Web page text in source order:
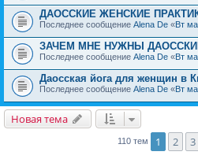
ДАОССКИЕ ЖЕНСКИЕ
Последнее сообщение Alena De «Вт
ЗАЧЕМ МНЕ НУЖНЫ
Последнее сообщение Alena De «Вт
Даосская йога для женщин в
Последнее сообщение Alena De «Вт
Новая тема
110 тем 1 2 3